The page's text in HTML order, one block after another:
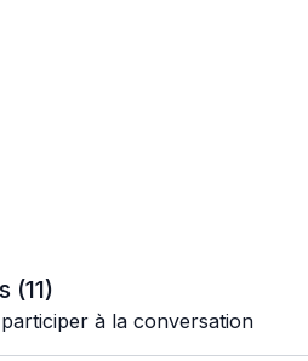
(11)
à la conversation